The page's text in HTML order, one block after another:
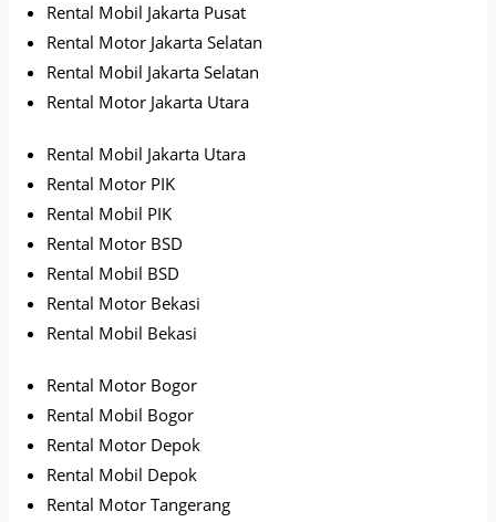
Rental Mobil Jakarta Pusat
Rental Motor Jakarta Selatan
Rental Mobil Jakarta Selatan
Rental Motor Jakarta Utara
Rental Mobil Jakarta Utara
Rental Motor PIK
Rental Mobil PIK
Rental Motor BSD
Rental Mobil BSD
Rental Motor Bekasi
Rental Mobil Bekasi
Rental Motor Bogor
Rental Mobil Bogor
Rental Motor Depok
Rental Mobil Depok
Rental Motor Tangerang